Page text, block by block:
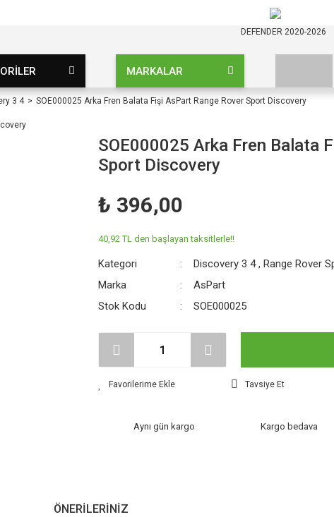
DEFENDER 2020-2026
MARKALAR
3 4 SOE000025 Arka Fren Balata Fişi AsPart Range Rover Sport Discovery
SOE000025 Arka Fren Balata
Sport Discovery
₺ 396,00
40,92 TL den başlayan taksitlerle!!
Kategori Discovery 3 4 ,Range Rover
Marka
AsPart
Stok Kodu
SOE000025
Tavsiye Et
Aynı gün kargo Kargo bedava
ÖNERILERINIZ